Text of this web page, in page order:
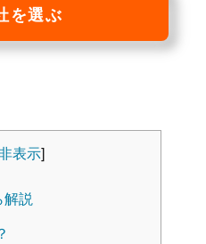
を選ぶ
表示]
解説